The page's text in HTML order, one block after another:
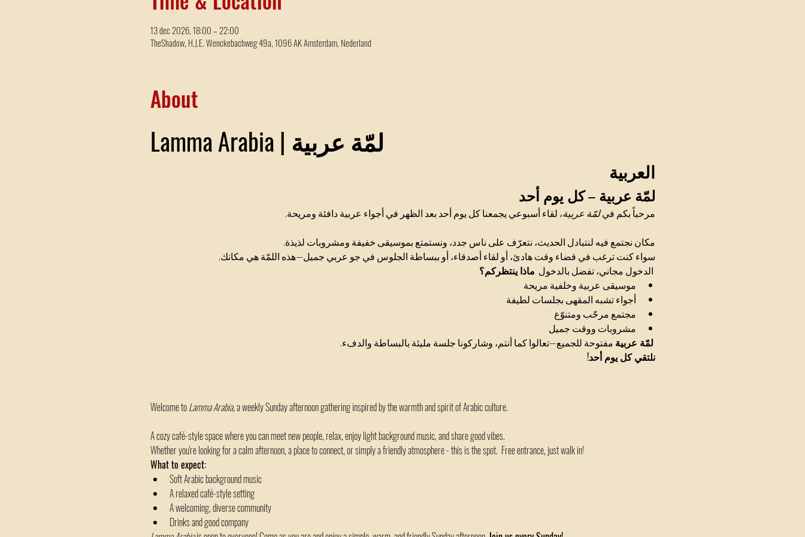
13 dec 2026, 18:00 – 22:00
TheShadow, H.J.E. Wenckebachweg 49a, 1096 AK Amsterdam, Nederland
About
Lamma Arabia | لمّة عربية
العربية
لمّة عربية – كل يوم أحد
مرحباً بكم في لمّة عربية، لقاء أسبوعي يجمعنا كل يوم أحد بعد الظهر في أجواء عربية دافئة ومريحة.
مكان نجتمع فيه لنتبادل الحديث، نتعرّف على ناس جدد، ونستمتع بموسيقى خفيفة ومشروبات لذيذة.
سواء كنت ترغب في قضاء وقت هادئ، أو لقاء أصدقاء، أو ببساطة الجلوس في جو عربي جميل—هذه اللمّة هي مكانك.
ماذا ينتظركم؟
موسيقى عربية وخلفية مريحة
أجواء تشبه المقهى بجلسات لطيفة
مجتمع مرحّب ومتنوّع
مشروبات ووقت جميل
لمّة عربية مفتوحة للجميع—تعالوا كما أنتم، وشاركونا جلسة مليئة بالبساطة والدفء.
نلتقي كل يوم أحد!
Welcome to Lamma Arabia, a weekly Sunday afternoon gathering inspired by the warmth and spirit of Arabic culture.
A cozy café-style space where you can meet new people, relax, enjoy light background music, and share good vibes.
Whether you're looking for a calm afternoon, a place to connect, or simply a friendly atmosphere - this is the spot.  Free entrance, just walk in!
What to expect:
Soft Arabic background music
A relaxed café-style setting
A welcoming, diverse community
Drinks and good company